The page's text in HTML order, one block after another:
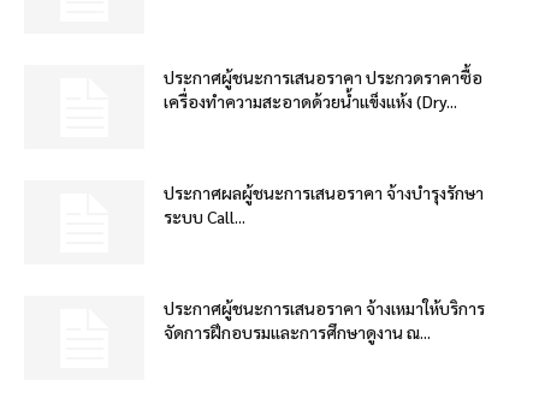
ประกาศผู้ชนะการเสนอราคา ประกวดราคาซื้อ
เครื่องทำความสะอาดด้วยน้ำแข็งแห้ง (Dry...
ประกาศผลผู้ชนะการเสนอราคา จ้างบำรุงรักษา
ระบบ Call...
ประกาศผู้ชนะการเสนอราคา จ้างเหมาให้บริการ
จัดการฝึกอบรมและการศึกษาดูงาน ณ...